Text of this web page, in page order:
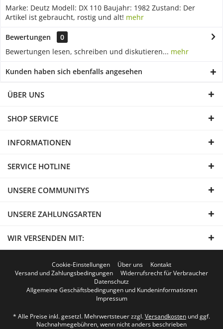
Marke: Deutz Modell: DX 110 Baujahr: 1982 Zustand: Der
Artikel ist gebraucht, rostig und alt! mehr
Bewertungen
0
Bewertungen lesen, schreiben und diskutieren... mehr
Kunden haben sich ebenfalls angesehen
ÜBER UNS
SHOP SERVICE
INFORMATIONEN
SERVICE HOTLINE
UNSERE COMMUNITYS
UNSERE ZAHLUNGSARTEN
WIR VERSENDEN MIT:
Cookie-Einstellungen Über uns
Kontakt
Versand und Zahlungsbedingungen
Widerrufsrecht für Verbraucher
Datenschutz
Allgemeine Geschäftsbedingungen und Kundeninformationen
Impressum
* Alle Preise inkl. gesetzl. Mehrwertsteuer zzgl.Versandkosten und ggf.
Nachnahmegebühren, wenn nicht anders beschrieben